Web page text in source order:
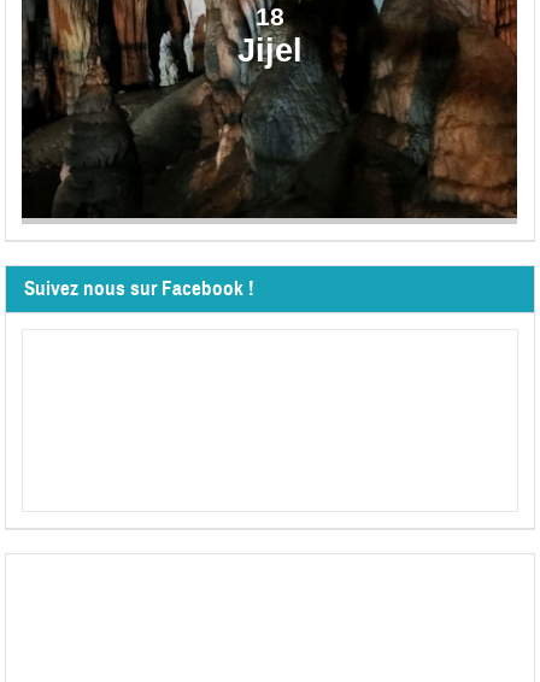
18
Jijel
Suivez nous sur Facebook !